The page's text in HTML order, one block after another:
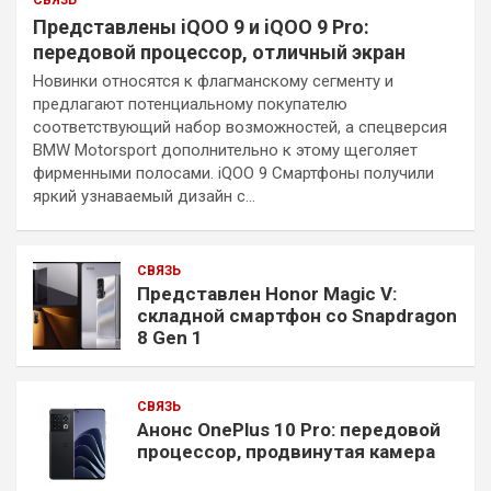
Представлены iQOO 9 и iQOO 9 Pro:
передовой процессор, отличный экран
Новинки относятся к флагманскому сегменту и
предлагают потенциальному покупателю
соответствующий набор возможностей, а спецверсия
BMW Motorsport дополнительно к этому щеголяет
фирменными полосами. iQOO 9 Смартфоны получили
яркий узнаваемый дизайн с…
СВЯЗЬ
Представлен Honor Magic V:
складной смартфон со Snapdragon
8 Gen 1
СВЯЗЬ
Анонс OnePlus 10 Pro: передовой
процессор, продвинутая камера